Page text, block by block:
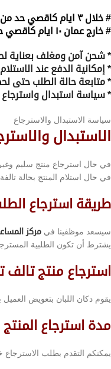
# خلال ٣ ايام كاقصي حد من تاريخ الشحن دخل عمان .
# خارج عمان ١٠ ايام كاقصي حد من تاريخ الشحن.
* شحن آمن ومغلف بعناية
* إمكانية الدفع عند
* متابعة حالة الطلب حتى
* سياسة استبدال
سياسة الاستبدال والاسترجاع
الاستبدال
في حال استرجاع منتج سليم
في حال استلام المنتج بحالة
طريقة استرجاع
سيسعد موظفينا في مركز
يشترط أن تكون الطلبية
استرجاع منتج تالف
يقوم دكان اللبان بتعويض
مدة استرجاع المنتج
يمكنكم التقدم بطلب الاسترجاع خلال 5 أيام بعد استلام